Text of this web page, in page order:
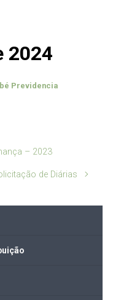
2024
Previdencia
– 2023
de Diárias